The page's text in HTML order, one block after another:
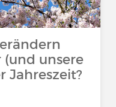
(und unsere
Jahreszeit?